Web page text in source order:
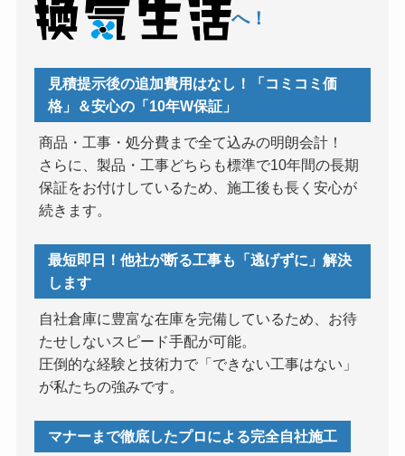
へ！
見積提示後の追加費用はなし！「コミコミ価
格」＆安心の「10年W保証」
商品・工事・処分費まで全て込みの明朗会計！
さらに、製品・工事どちらも標準で10年間の長期
保証をお付けしているため、施工後も長く安心が
続きます。
最短即日！他社が断る工事も「逃げずに」解決
します
自社倉庫に豊富な在庫を完備しているため、お待
たせしないスピード手配が可能。
圧倒的な経験と技術力で「できない工事はない」
が私たちの強みです。
マナーまで徹底したプロによる完全自社施工